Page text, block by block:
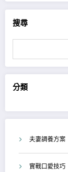
搜尋
分類
夫妻調養方案
實戰口愛技巧